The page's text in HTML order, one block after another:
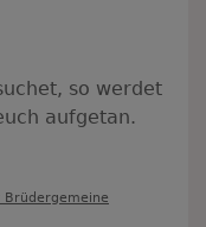
so werdet
aufgetan.
Brüdergemeine